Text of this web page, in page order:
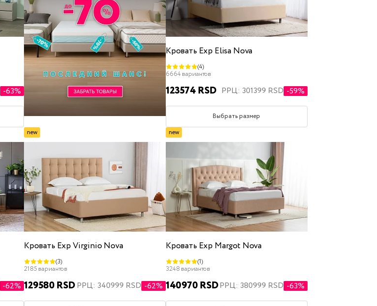
-63%
Кровать Exp Elisa Nova
(4)
6664 вариантов
123574 RSD РРЦ: 301399 RSD -59%
Выбрать размер
-62%
new
Кровать Exp Virginio Nova
(3)
2185 вариантов
129580 RSDРРЦ: 340999 RSD -62%
new
Кровать Exp Margot Nova
(1)
3248 вариантов
140970 RSDРРЦ: 380999 RSD -63%